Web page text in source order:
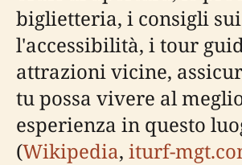
biglietteria, i consigli
l'accessibilità, i tour
attrazioni vicine,
tu possa vivere al
esperienza in questo
(Wikipedia, iturf-